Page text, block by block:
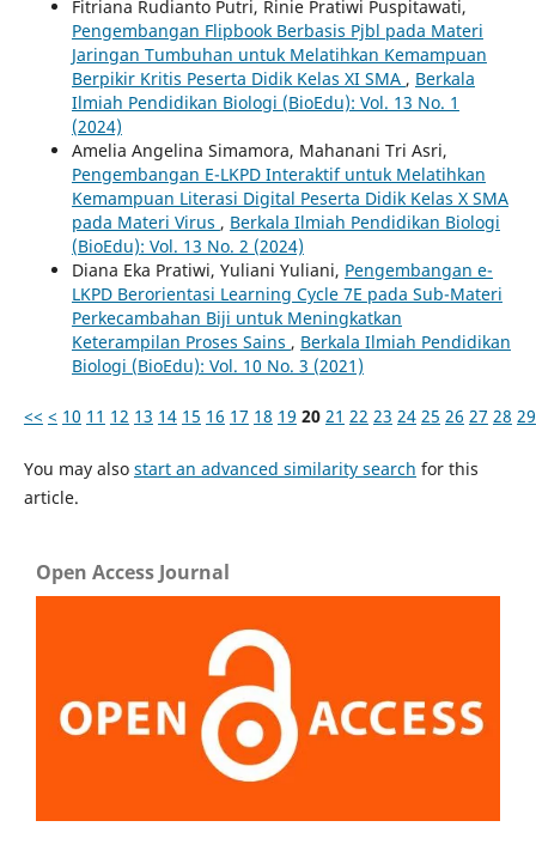
Fitriana Rudianto Putri, Rinie Pratiwi Puspitawati,
Pengembangan Flipbook Berbasis Pjbl pada Materi
Jaringan Tumbuhan untuk Melatihkan Kemampuan
Berpikir Kritis Peserta Didik Kelas XI SMA , Berkala
Ilmiah Pendidikan Biologi (BioEdu): Vol. 13 No. 1
(2024)
Amelia Angelina Simamora, Mahanani Tri Asri,
Pengembangan E-LKPD Interaktif untuk Melatihkan
Kemampuan Literasi Digital Peserta Didik Kelas X SMA
pada Materi Virus , Berkala Ilmiah Pendidikan Biologi
(BioEdu): Vol. 13 No. 2 (2024)
Diana Eka Pratiwi, Yuliani Yuliani, Pengembangan e-
LKPD Berorientasi Learning Cycle 7E pada Sub-Materi
Perkecambahan Biji untuk Meningkatkan
Keterampilan Proses Sains , Berkala Ilmiah Pendidikan
Biologi (BioEdu): Vol. 10 No. 3 (2021)
<< < 10 11 12 13 14 15 16 17 18 19 20 21 22 23 24 25 26 27 28 29
You may also start an advanced similarity search for this
article.
Open Access Journal